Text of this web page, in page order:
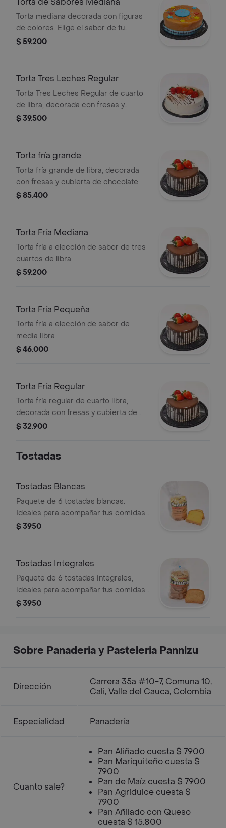
Torta mediana decorada con figuras
de colores. Elige el sabor de tu
preferencia.
$ 59.200
Torta Tres Leches Regular
Torta Tres Leches Regular de cuarto
de libra, decorada con fresas y
chocolate.
$ 39.500
Torta fría grande
Torta fría grande de libra, decorada
con fresas y cubierta de chocolate.
$ 85.400
Torta Fría Mediana
Torta fría a elección de sabor de tres
cuartos de libra
$ 59.200
Torta Fría Pequeña
Torta fría a elección de sabor de
media libra
$ 46.000
Torta Fría Regular
Torta fría regular de cuarto libra,
decorada con fresas y cubierta de
chocolate.
$ 32.900
Tostadas
Tostadas Blancas
Paquete de 6 tostadas blancas.
Ideales para acompañar tus comidas
o preparar snacks.
$ 3950
Tostadas Integrales
Paquete de 6 tostadas integrales,
ideales para acompañar tus comidas
o preparar snacks saludables.
$ 3950
Sobre Panaderia y Pasteleria Pannizu
Dirección
Carrera 35a #10-7, Comuna 10,
Cali, Valle del Cauca, Colombia
Especialidad Panadería
Cuanto sale?
Pan Aliñado cuesta $ 7900
Pan Mariquiteño cuesta $
7900
Pan de Maíz cuesta $ 7900
Pan Agridulce cuesta $
7900
Pan Añilado con Queso
cuesta $ 15.800